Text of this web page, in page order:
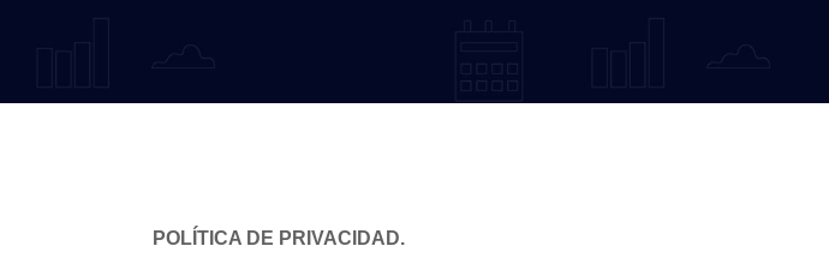
POLÍTICA DE PRIVACIDAD.